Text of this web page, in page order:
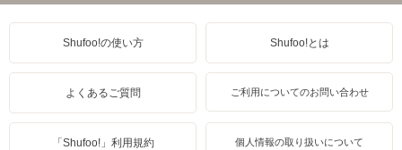
Shufoo!の使い方 Shufoo!とは
よくあるご質問 ご利用についてのお問い合わせ
「Shufoo!」利用規約 個人情報の取り扱いについて